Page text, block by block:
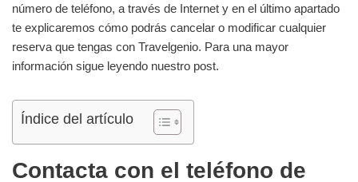
número de teléfono, a través de Internet y en el último apartado
te explicaremos cómo podrás cancelar o modificar cualquier
reserva que tengas con Travelgenio. Para una mayor
información sigue leyendo nuestro post.
Índice del artículo
Contacta con el teléfono de